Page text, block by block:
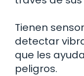
Tienen
detectar
que les
peligros.